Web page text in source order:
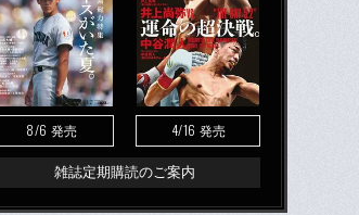
8/6 発売 4/16 発売
雑誌定期購読のご案内